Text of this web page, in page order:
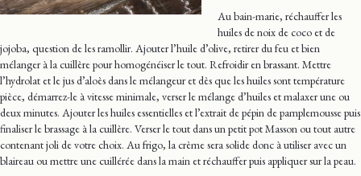
Au bain-marie, réchauffer les
huiles de noix de coco et de
jojoba, question de les ramollir. Ajouter l’huile d’olive, retirer du feu et bien
mélanger à la cuillère pour homogénéiser le tout. Refroidir en brassant. Mettre
l’hydrolat et le jus d’aloès dans le mélangeur et dès que les huiles sont température
pièce, démarrez-le à vitesse minimale, verser le mélange d’huiles et malaxer une ou
deux minutes. Ajouter les huiles essentielles et l’extrait de pépin de pamplemousse puis
finaliser le brassage à la cuillère. Verser le tout dans un petit pot Masson ou tout autre
contenant joli de votre choix. Au frigo, la crème sera solide donc à utiliser avec un
blaireau ou mettre une cuillérée dans la main et réchauffer puis appliquer sur la peau.